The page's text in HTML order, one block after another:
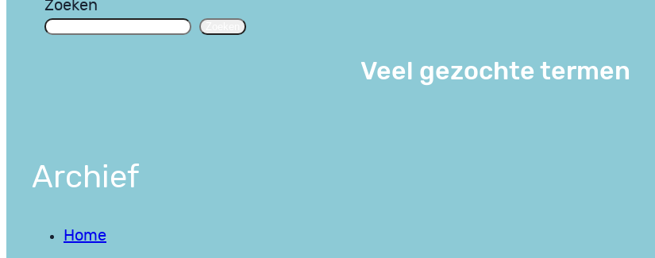
Zoeken
Veel gezochte termen
Archief
Home